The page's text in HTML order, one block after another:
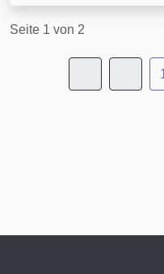
Seite 1 von 2